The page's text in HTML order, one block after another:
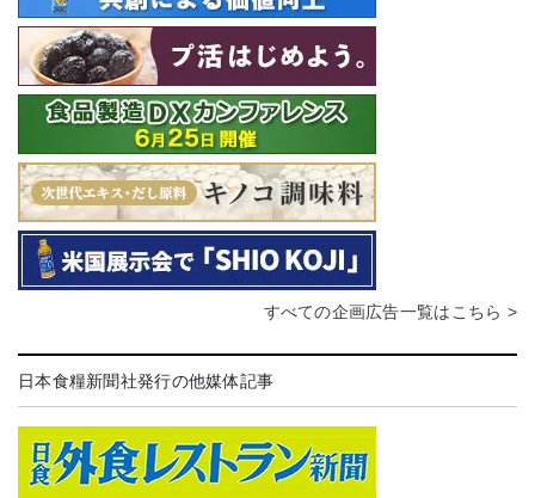
すべての企画広告一覧はこちら >
日本食糧新聞社発行の他媒体記事